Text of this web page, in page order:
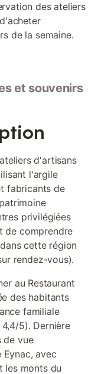
des ateliers
de la semaine.
et souvenirs
d'artisans
l'argile
fabricants de
privilégiées
de comprendre
cette région
rendez-vous).
au Restaurant
des habitants
familiale
5). Dernière
de vue
avec
les monts du